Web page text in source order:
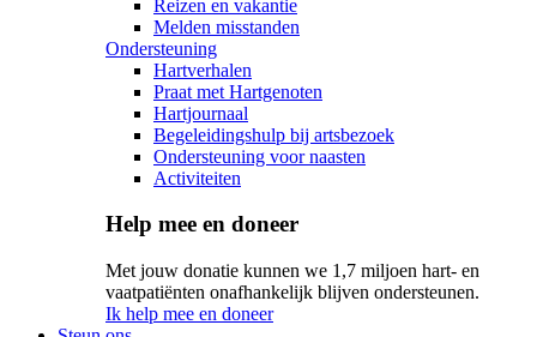
Reizen en vakantie
Melden misstanden
Ondersteuning
Hartverhalen
Praat met Hartgenoten
Hartjournaal
Begeleidingshulp bij artsbezoek
Ondersteuning voor naasten
Activiteiten
Help mee en doneer
Met jouw donatie kunnen we 1,7 miljoen hart- en
vaatpatiënten onafhankelijk blijven ondersteunen.
Ik help mee en doneer